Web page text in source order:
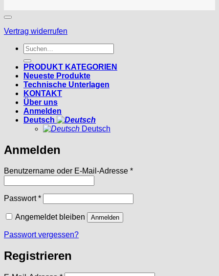
Vertrag widerrufen
Suchen
nach:
PRODUKT KATEGORIEN
Neueste Produkte
Technische Unterlagen
KONTAKT
Über uns
Anmelden
Deutsch
Deutsch
Anmelden
Benutzername oder E-Mail-Adresse *Erforderlich
Passwort*Erforderlich
Angemeldet bleiben Anmelden
Passwort vergessen?
Registrieren